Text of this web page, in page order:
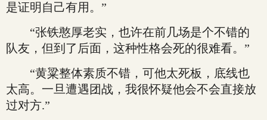
是证明自己有用。”
“张铁憨厚老实，也许在前几场是个不错的
队友，但到了后面，这种性格会死的很难看。”
“黄粱整体素质不错，可他太死板，底线也
太高。一旦遭遇团战，我很怀疑他会不会直接放
过对方.”